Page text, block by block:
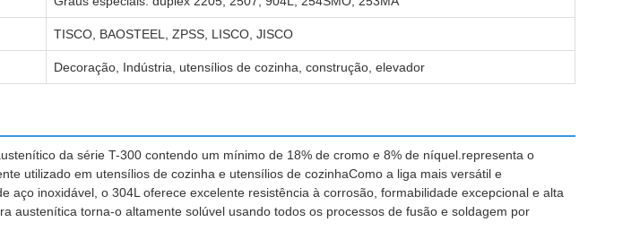
TISCO, BAOSTEEL, ZPSS, LISCO, JISCO
Decoração, Indústria, utensílios de cozinha, construção, elevador
da série T-300 contendo um mínimo de 18% de cromo e 8% de níquel.representa o
utilizado em utensílios de cozinha e utensílios de cozinhaComo a liga mais versátil e
aço inoxidável, o 304L oferece excelente resistência à corrosão, formabilidade excepcional e alta
austenítica torna-o altamente solúvel usando todos os processos de fusão e soldagem por